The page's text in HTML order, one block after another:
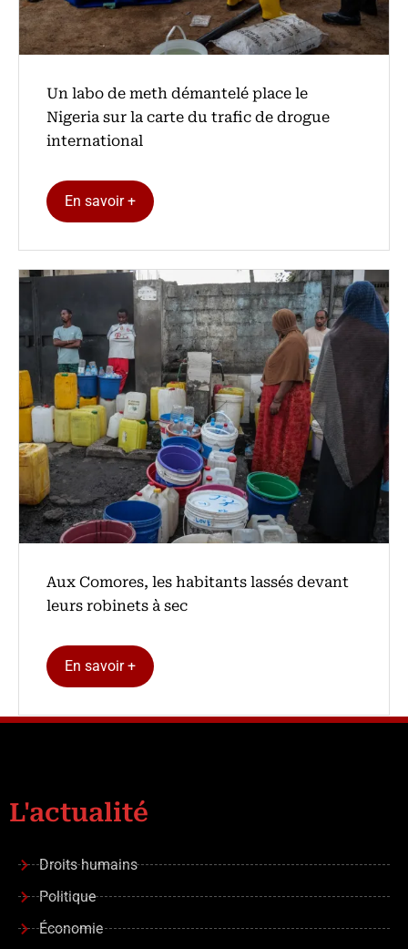
Un labo de meth démantelé place le
Nigeria sur la carte du trafic de drogue
international
En savoir +
Aux Comores, les habitants lassés devant
leurs robinets à sec
En savoir +
L'actualité
Droits humains
Politique
Économie